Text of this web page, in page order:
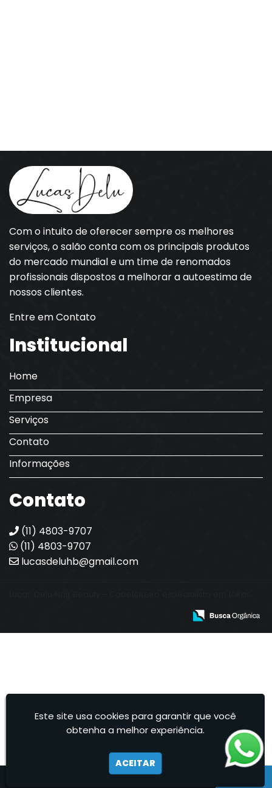
Com o intuito de oferecer sempre os melhores
serviços, o salão conta com os principais produtos
do mercado mundial e um time de renomados
profissionais dispostos a melhorar a autoestima de
nossos clientes.
Entre em Contato
Institucional
Home
Empresa
Serviços
Contato
Informações
Contato
(11) 4803-9707
(11) 4803-9707
lucasdeluhb@gmail.com
Este site usa cookies para garantir que você
obtenha a melhor experiência.
ACEITAR